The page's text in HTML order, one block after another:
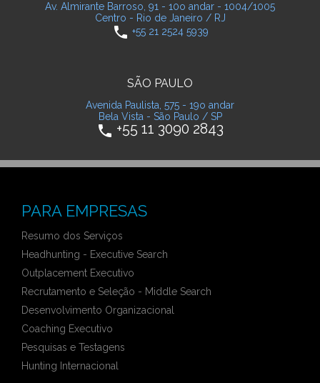
Av. Almirante Barroso, 91 - 10o andar - 1004/1005
Centro - Rio de Janeiro / RJ
phone +55 21 2524 5939
SÃO PAULO
Avenida Paulista, 575 - 19o andar
Bela Vista - São Paulo / SP
phone +55 11 3090 2843
PARA EMPRESAS
Resumo dos Serviços
Headhunting - Executive Search
Outplacement Executivo
Recrutamento e Seleção - Middle Search
Desenvolvimento Organizacional
Coaching Executivo
Pesquisas e Testagens
Hunting Internacional